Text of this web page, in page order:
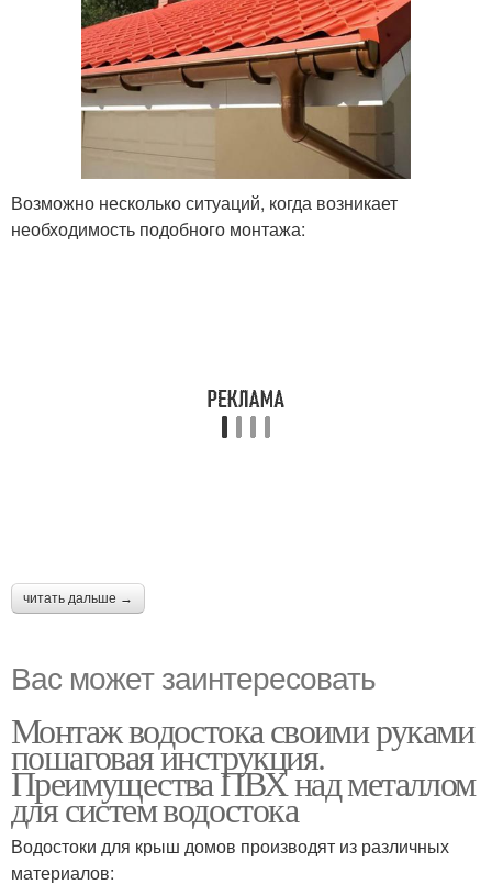
Возможно несколько ситуаций, когда возникает
необходимость подобного монтажа:
читать дальше →
Вас может заинтересовать
Монтаж водостока своими руками
пошаговая инструкция.
Преимущества ПВХ над металлом
для систем водостока
Водостоки для крыш домов производят из различных
материалов: